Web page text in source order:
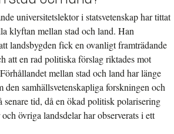
universitetslektor i statsvetenskap har tittat
klyftan mellan stad och land. Han
landsbygden fick en ovanligt framträdande
att en rad politiska förslag riktades mot
mellan stad och land har länge
den samhällsvetenskapliga forskningen och
senare tid, då en ökad politisk polarisering
övriga landsdelar har observerats i ett